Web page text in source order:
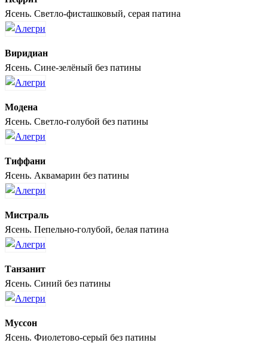
Ясень. Светло-фисташковый, серая патина
Виридиан
Ясень. Сине-зелёный без патины
Модена
Ясень. Светло-голубой без патины
Тиффани
Ясень. Аквамарин без патины
Мистраль
Ясень. Пепельно-голубой, белая патина
Танзанит
Ясень. Синий без патины
Муссон
Ясень. Фиолетово-серый без патины